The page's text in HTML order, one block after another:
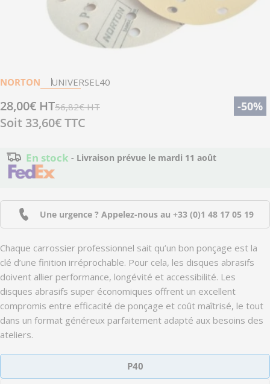
NORTON UNIVERSEL40
Prix
vente
28,00€ HT
Prix
56,82€ HT -50%
Soit 33,60€TTC
En stock - Livraison prévue le mardi 11 août
Une urgence ? Appelez-nous au +33 (0)1 48 17 05 19
Chaque carrossier professionnel sait qu’un bon ponçage est la
clé d’une finition irréprochable. Pour cela, les disques abrasifs
doivent allier performance, longévité et accessibilité. Les
disques abrasifs super économiques offrent un excellent
compromis entre efficacité de ponçage et coût maîtrisé, le tout
dans un format généreux parfaitement adapté aux besoins des
ateliers.
P40